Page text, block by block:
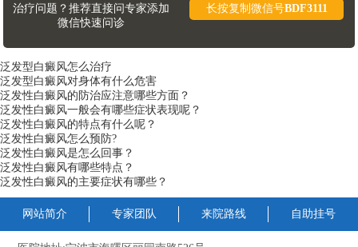
治疗问题？推荐直接问专家添加
微信快速问诊
长按复制微信号BDF3111
泛发型白癜风怎么治疗
泛发型白癜风对身体有什么危害
泛发性白癜风的防治应注意哪些方面？
泛发性白癜风一般会有哪些症状表现呢？
泛发性白癜风的特点有什么呢？
泛发性白癜风怎么预防?
泛发性白癜风是怎么回事？
泛发性白癜风有哪些特点？
泛发性白癜风的主要症状有哪些？
网站简介 专家团队 来院路线 自助挂号